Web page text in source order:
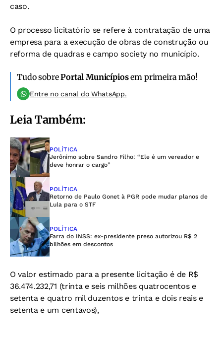
caso.
O processo licitatório se refere à contratação de uma
empresa para a execução de obras de construção ou
reforma de quadras e campo society no município.
Tudo sobrePortal Municípiosem primeira mão!
Entre no canal do WhatsApp.
Leia Também:
POLÍTICA
Jerônimo sobre Sandro Filho: “Ele é um vereador e
deve honrar o cargo”
POLÍTICA
Retorno de Paulo Gonet à PGR pode mudar planos de
Lula para o STF
POLÍTICA
Farra do INSS: ex-presidente preso autorizou R$ 2
bilhões em descontos
O valor estimado para a presente licitação é de R$
36.474.232,71 (trinta e seis milhões quatrocentos e
setenta e quatro mil duzentos e trinta e dois reais e
setenta e um centavos),